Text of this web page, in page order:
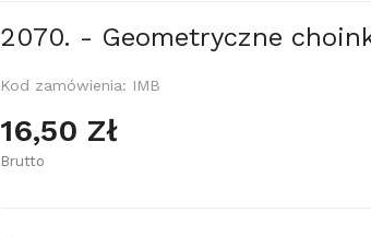
2070. - Geometryczne
Kod zamówienia: IMB
16,50 Zł
Brutto